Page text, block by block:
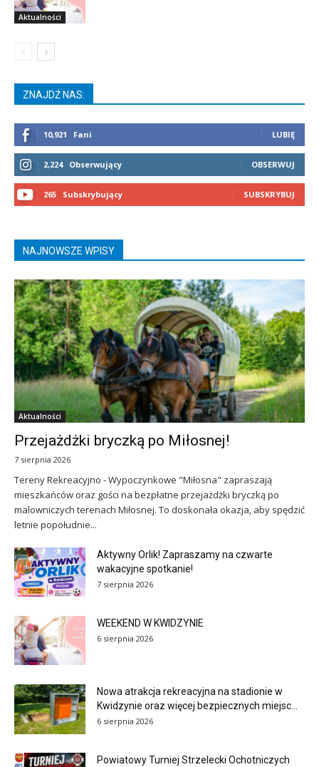
Aktualności
ZNAJDŹ NAS:
10,921 Fani LUBIĘ
2,224 Obserwujący OBSERWUJ
265 Subskrybujący SUBSKRYBUJ
NAJNOWSZE WPISY
Aktualności
Przejażdżki bryczką po Miłosnej!
7 sierpnia 2026
Tereny Rekreacyjno - Wypoczynkowe "Miłosna" zapraszają
mieszkańców oraz gości na bezpłatne przejażdżki bryczką po
malowniczych terenach Miłosnej. To doskonała okazja, aby spędzić
letnie popołudnie...
Aktywny Orlik! Zapraszamy na czwarte
wakacyjne spotkanie!
7 sierpnia 2026
WEEKEND W KWIDZYNIE
6 sierpnia 2026
Nowa atrakcja rekreacyjna na stadionie w
Kwidzynie oraz więcej bezpiecznych miejsc...
6 sierpnia 2026
Powiatowy Turniej Strzelecki Ochotniczych